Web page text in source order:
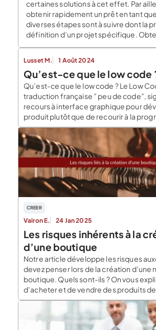
certaines solutions à cet effet. Par
obtenir rapidement un prêt en tant que
diverses étapes sont à suivre dont la
définition d’un projet spécifique.
Lusset M. 1 Août 2024
Qu’est-ce que le low code
Qu’est-ce que le low code ? Le Low
traduction française ” peu de code”,
recours à interface graphique pour
produit plutôt que de recourir à la
manuelle. Les évolutions rapides et
l’économie imposent aux entreprises
délais de développement moins longs
couteux […]
CREER
Vairon E. 24 Jan 2025
Les risques inhérents à la
d’une boutique
Notre article développe les risques
devez penser lors de la création d’une
boutique. Quels sont-ils ? On vous
d’acheter et de vendre des produits
Qu’est-ce que la contrefaçon ? La
consiste à reproduire ou de façon
une marque, un brevet, un […]